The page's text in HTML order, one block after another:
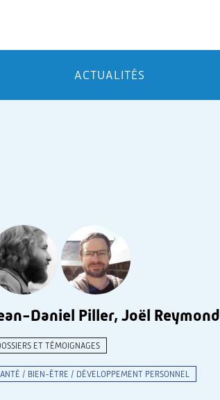
ACTUALITÉS
Daniel Piller, Joël Reymond
ET TÉMOIGNAGES
/ BIEN-ÊTRE / DÉVELOPPEMENT PERSONNEL